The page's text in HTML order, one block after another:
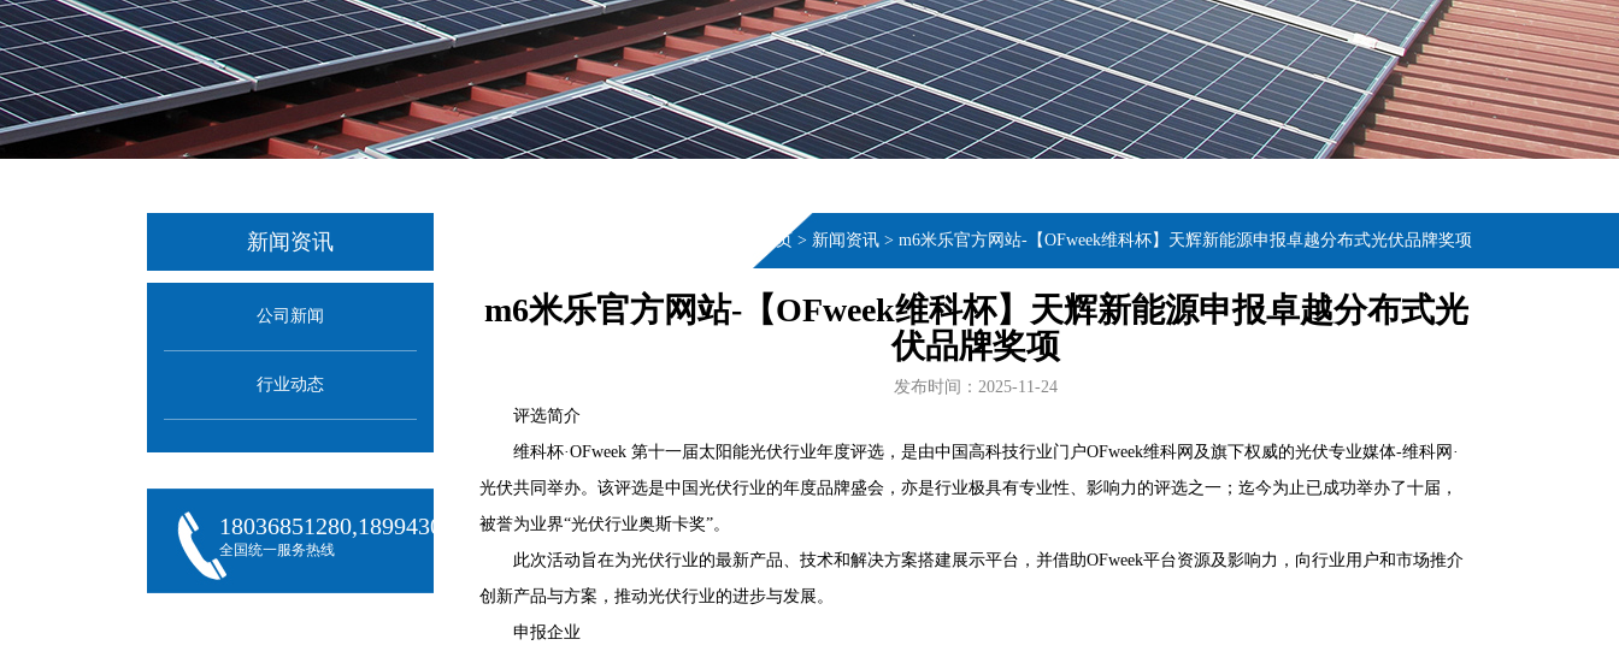
新闻资讯
公司新闻
行业动态
18036851280,18994301288,18068407382
全国统一服务热线
首页 > 新闻资讯 > m6米乐官方网站-【OFweek维科杯】天辉新能源申报卓越分布式光伏品牌奖项
m6米乐官方网站-【OFweek维科杯】天辉新能源申报卓越分布式光
伏品牌奖项
发布时间：2025-11-24
评选简介
维科杯·OFweek 第十一届太阳能光伏行业年度评选，是由中国高科技行业门户OFweek维科网及旗下权威的光伏专业媒体-维科网·
光伏共同举办。该评选是中国光伏行业的年度品牌盛会，亦是行业极具有专业性、影响力的评选之一；迄今为止已成功举办了十届，
被誉为业界“光伏行业奥斯卡奖”。
此次活动旨在为光伏行业的最新产品、技术和解决方案搭建展示平台，并借助OFweek平台资源及影响力，向行业用户和市场推介
创新产品与方案，推动光伏行业的进步与发展。
申报企业